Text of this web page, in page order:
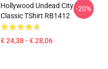
Hollywood Undead City
Classic TShirt RB1412
€ 24,38 - € 28,06
-20%